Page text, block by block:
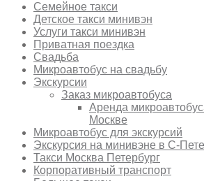
Семейное такси
Детское такси минивэн
Услуги такси минивэн
Приватная поездка
Свадьба
Микроавтобус на свадьбу
Экскурсии
Заказ микроавтобуса
Аренда
Москве
Микроавтобус для экскурсий
Экскурсия на минивэне в С-
Такси Москва Петербург
Корпоративный транспорт